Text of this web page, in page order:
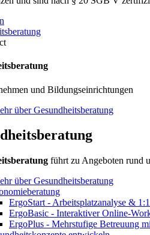
und Bildungseinrichtungen
über Gesundheitsberatung
führt zu Angeboten rund
über Gesundheitsberatung
ErgoStart - Arbeitsplatzanalyse &
ErgoBasic - Interaktiver Online-
ErgoPlus - Mehrstufige Betreuung